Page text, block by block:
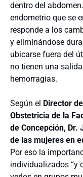
dentro del
endometrio que se
responde a los
y eliminándose
ubicarse fuera del
no tienen una
hemorragias.
Según el Director
Obstetricia de la
de Concepción, Dr.
de las mujeres en
Por eso la
individualizados “y